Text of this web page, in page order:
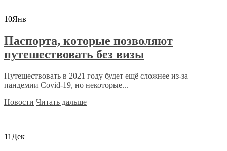
10Янв
Паспорта, которые позволяют
путешествовать без визы
Путешествовать в 2021 году будет ещё сложнее из-за
пандемии Covid-19, но некоторые...
Новости Читать дальше
11 Дек